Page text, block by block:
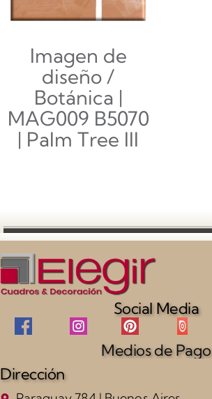
Imagen de
diseño /
Botánica |
MAG009 B5070
| Palm Tree III
Añadir al
carrito
Social Media
Medios de Pago
Dirección